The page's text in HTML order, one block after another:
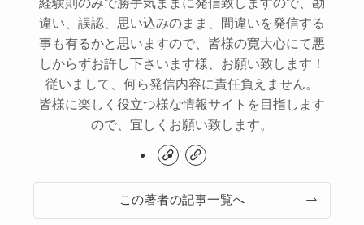
違い、誤認、思い込みのまま、間違いを発信する
事も有るかと思いますので、皆様の寛大心にて悪
しからずお許し下さいます様、お願い致します！
従いまして、何ら発信内容に責任負えません。
皆様に楽しく役立つ様な情報サイトを目指します
ので、宜しくお願い致します。
この著者の記事一覧へ